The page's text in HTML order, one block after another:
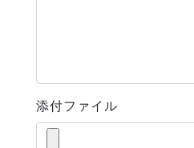
添付ファイル